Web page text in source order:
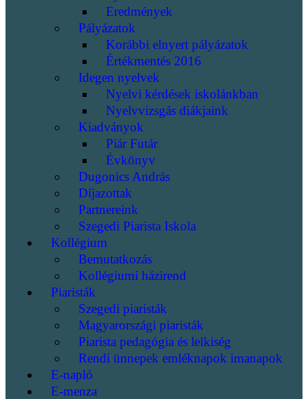
Eredmények
Pályázatok
Korábbi elnyert pályázatok
Értékmentés 2016
Idegen nyelvek
Nyelvi kérdések iskolánkban
Nyelvvizsgás diákjaink
Kiadványok
Piár Futár
Évkönyv
Dugonics András
Díjazottak
Partnereink
Szegedi Piarista Iskola
Kollégium
Bemutatkozás
Kollégiumi házirend
Piaristák
Szegedi piaristák
Magyarországi piaristák
Piarista pedagógia és lelkiség
Rendi ünnepek emléknapok imanapok
E-napló
E-menza